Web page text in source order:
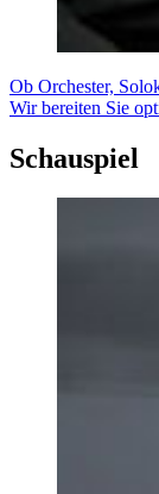
Ob Orchester,
Wir bereiten Sie
Schauspiel